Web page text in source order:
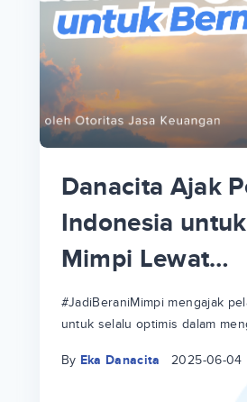
Danacita Ajak
Indonesia
Mimpi Lewat
#JadiBeraniMimpi mengajak
untuk selalu optimis dalam
By Eka Danacita 2025-06-04